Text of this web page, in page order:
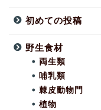
初めての投稿
野生食材
両生類
哺乳類
棘皮動物門
植物